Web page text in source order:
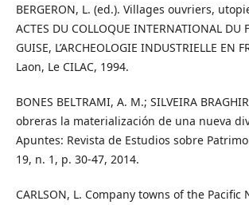
BERGERON, L. (ed.). Villages ouvriers,
ACTES DU COLLOQUE INTERNATIONAL DU
GUISE, L’ARCHEOLOGIE INDUSTRIELLE EN
Laon, Le CILAC, 1994.
BONES BELTRAMI, A. M.; SILVEIRA
obreras la materialización de una nueva
Apuntes: Revista de Estudios sobre
19, n. 1, p. 30-47, 2014.
CARLSON, L. Company towns of the Pacific